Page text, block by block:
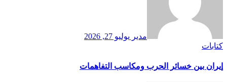
مدير يوليو 27, 2026
كتابات
إيران بين خسائر الحرب ومكاسب التفاهمات